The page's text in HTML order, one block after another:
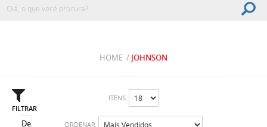
HOME / JOHNSON
ITENS
ORDENAR
FILTRAR
De